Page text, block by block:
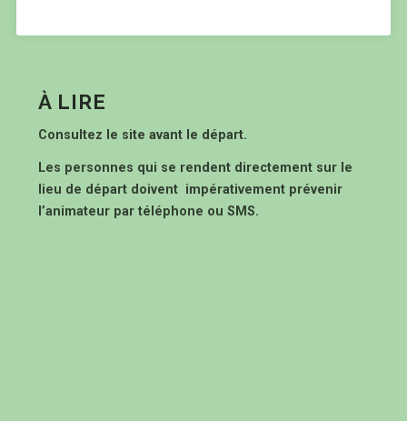
À LIRE
Consultez le site avant le départ.
Les personnes qui se rendent directement sur le
lieu de départ doivent impérativement prévenir
l’animateur par téléphone ou SMS.